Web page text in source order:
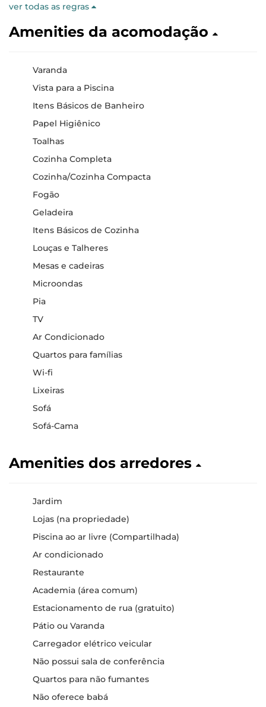
ver todas as regras
Amenities da acomodação
Varanda
Vista para a Piscina
Itens Básicos de Banheiro
Papel Higiênico
Toalhas
Cozinha Completa
Cozinha/Cozinha Compacta
Fogão
Geladeira
Itens Básicos de Cozinha
Louças e Talheres
Mesas e cadeiras
Microondas
Pia
TV
Ar Condicionado
Quartos para famílias
Wi-fi
Lixeiras
Sofá
Sofá-Cama
Amenities dos arredores
Jardim
Lojas (na propriedade)
Piscina ao ar livre (Compartilhada)
Ar condicionado
Restaurante
Academia (área comum)
Estacionamento de rua (gratuito)
Pátio ou Varanda
Carregador elétrico veicular
Não possui sala de conferência
Quartos para não fumantes
Não oferece babá